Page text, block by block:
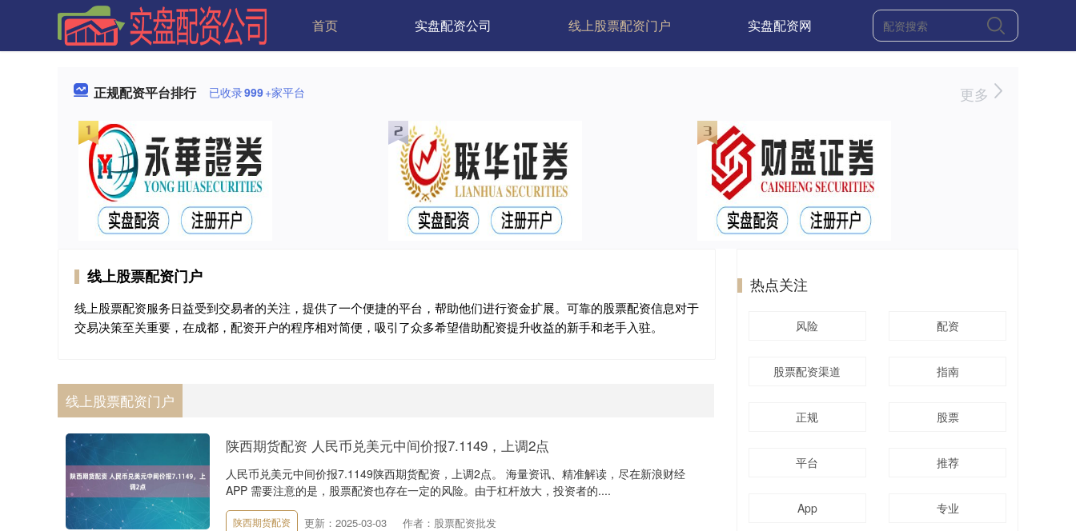
首页 实盘配资公司 线上股票配资门户 实盘配资网
正规配资平台排行 已收录999+家平台 更多
线上股票配资门户
线上股票配资服务日益受到交易者的关注，提供了一个便捷的平台，帮助他们进行资金扩展。可靠的股票配资信息对于
交易决策至关重要，在成都，配资开户的程序相对简便，吸引了众多希望借助配资提升收益的新手和老手入驻。
线上股票配资门户
陕西期货配资 人民币兑美元中间价报7.1149，上调2点
人民币兑美元中间价报7.1149陕西期货配资，上调2点。 海量资讯、精准解读，尽在新浪财经
APP 需要注意的是，股票配资也存在一定的风险。由于杠杆放大，投资者的....
陕西期货配资 更新：2025-03-03 作者：股票配资批发
热点关注
风险 配资
股票配资渠道 指南
正规 股票
平台 推荐
App 专业